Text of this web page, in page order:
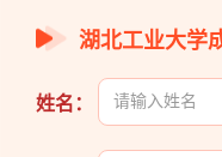
湖北工业大学
姓名：